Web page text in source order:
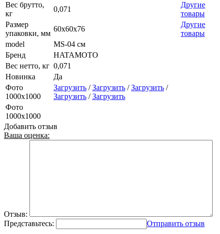
Вес брутто,
кг
0,071
Другие
товары
Размер
упаковки, мм
60х60х76
Другие
товары
model
MS-04 см
Бренд
HATAMOTO
Вес нетто, кг 0,071
Новинка
Да
Фото
1000х1000
Загрузить /Загрузить /Загрузить /
Загрузить /Загрузить
Фото
1000х1000
Добавить отзыв
Ваша оценка:
Отзыв:
Представьтесь:
Отправить отзыв